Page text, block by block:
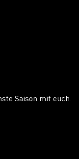
Saison mit euch.